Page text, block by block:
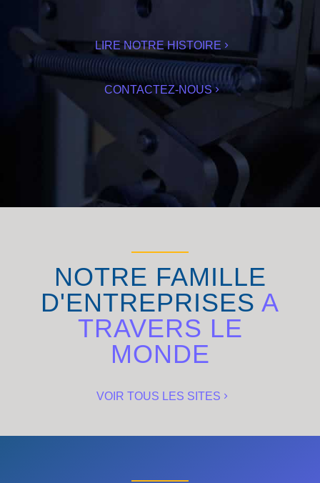
LIRE NOTRE HISTOIRE
CONTACTEZ-NOUS
NOTRE FAMILLE
D'ENTREPRISES A
TRAVERS LE
MONDE
VOIR TOUS LES SITES